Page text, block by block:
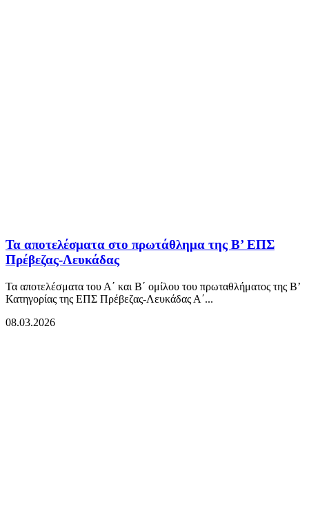
Τα αποτελέσματα στο πρωτάθλημα της Β’ ΕΠΣ
Πρέβεζας-Λευκάδας
Τα αποτελέσματα του Α΄ και Β΄ ομίλου του πρωταθλήματος της Β’
Κατηγορίας της ΕΠΣ Πρέβεζας-Λευκάδας Α΄...
08.03.2026